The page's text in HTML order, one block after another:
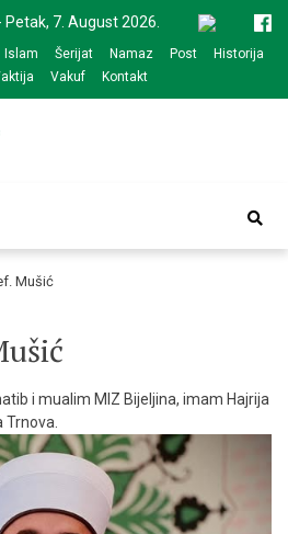
7. August 2026.
Islam Šerijat Namaz Post
Historija
Vakuf Kontakt
Bijeljina
Mušić
i mualim MIZ Bijeljina, imam Hajrija